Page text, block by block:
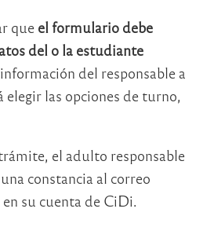
que el formulario debe
del o la estudiante
del responsable a
elegir las opciones de turno,
el adulto responsable
constancia al correo
su cuenta de CiDi.